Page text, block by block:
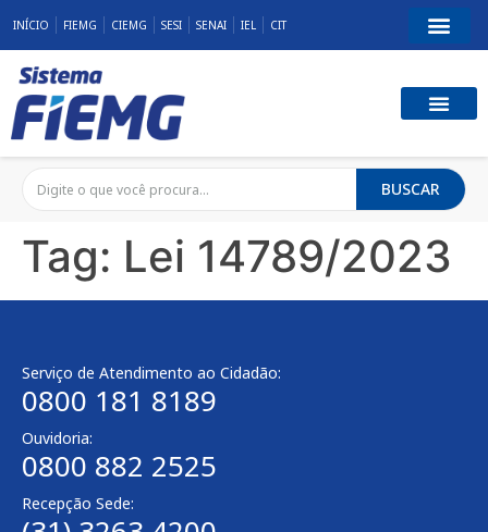
INÍCIO FIEMG CIEMG SESI SENAI IEL CIT
BUSCAR
Tag: Lei 14789/2023
Serviço de Atendimento ao Cidadão:
0800 181 8189
Ouvidoria:
0800 882 2525​
Recepção Sede: